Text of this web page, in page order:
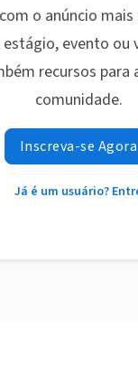
o anúncio
evento ou
recursos para
comunidade.
Inscreva-se Agora
Já é um usuário?